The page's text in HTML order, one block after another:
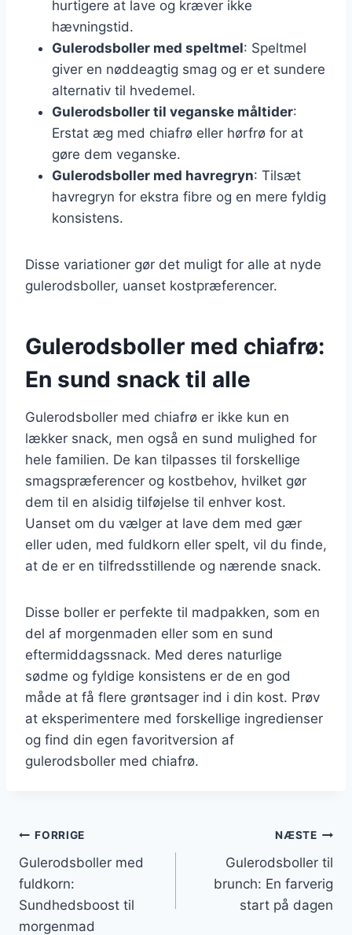
hurtigere at lave og kræver ikke
hævningstid.
Gulerodsboller med speltmel: Speltmel
giver en nøddeagtig smag og er et sundere
alternativ til hvedemel.
Gulerodsboller til veganske måltider:
Erstat æg med chiafrø eller hørfrø for at
gøre dem veganske.
Gulerodsboller med havregryn: Tilsæt
havregryn for ekstra fibre og en mere fyldig
konsistens.
Disse variationer gør det muligt for alle at nyde
gulerodsboller, uanset kostpræferencer.
Gulerodsboller med chiafrø:
En sund snack til alle
Gulerodsboller med chiafrø er ikke kun en
lækker snack, men også en sund mulighed for
hele familien. De kan tilpasses til forskellige
smagspræferencer og kostbehov, hvilket gør
dem til en alsidig tilføjelse til enhver kost.
Uanset om du vælger at lave dem med gær
eller uden, med fuldkorn eller spelt, vil du finde,
at de er en tilfredsstillende og nærende snack.
Disse boller er perfekte til madpakken, som en
del af morgenmaden eller som en sund
eftermiddagssnack. Med deres naturlige
sødme og fyldige konsistens er de en god
måde at få flere grøntsager ind i din kost. Prøv
at eksperimentere med forskellige ingredienser
og find din egen favoritversion af
gulerodsboller med chiafrø.
Indlægsnavigation
FORRIGE
Gulerodsboller med
fuldkorn:
Sundhedsboost til
morgenmad
NÆSTE
Gulerodsboller til
brunch: En farverig
start på dagen